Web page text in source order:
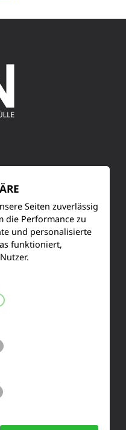
Seiten zuverlässig
die Performance zu
und personalisierte
funktioniert,